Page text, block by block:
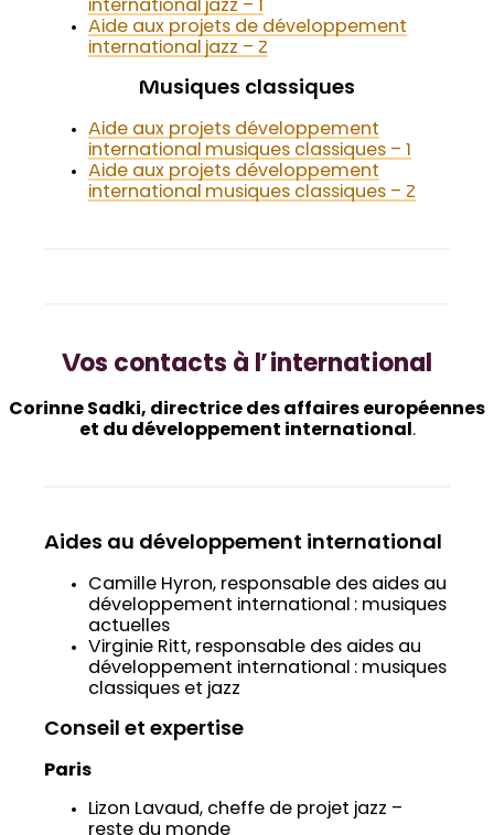
international jazz – 1
Aide aux projets de développement
international jazz – 2
Musiques classiques
Aide aux projets développement
international musiques classiques – 1
Aide aux projets déve loppement
international musiques classiques – 2
Vos contacts à l’international
Corinne Sadki, directrice des affaires européennes
et du développement international.
Aides au développement international
Camille Hyron, responsable des aides au
développement international : musiques
actuelles
Virginie Ritt, responsable des aides au
développement international : musiques
classiques et jazz
Conseil et expertise
Paris
Lizon Lavaud, cheffe de projet jazz –
reste du monde